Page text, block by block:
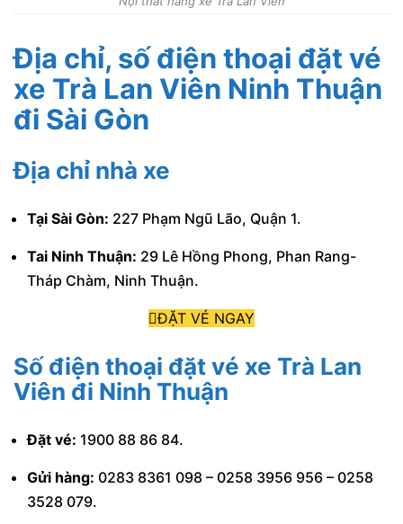
Địa chỉ, số điện thoại đặt vé
xe Trà Lan Viên Ninh Thuận
đi Sài Gòn
Địa chỉ nhà xe
Tại Sài Gòn: 227 Phạm Ngũ Lão, Quận 1.
Tai Ninh Thuận: 29 Lê Hồng Phong, Phan Rang-
Tháp Chàm, Ninh Thuận.
ĐẶT VÉ NGAY
Số điện thoại đặt vé xe Trà Lan
Viên đi Ninh Thuận
Đặt vé: 1900 88 86 84.
Gửi hàng: 0283 8361 098 – 0258 3956 956 – 0258
3528 079.